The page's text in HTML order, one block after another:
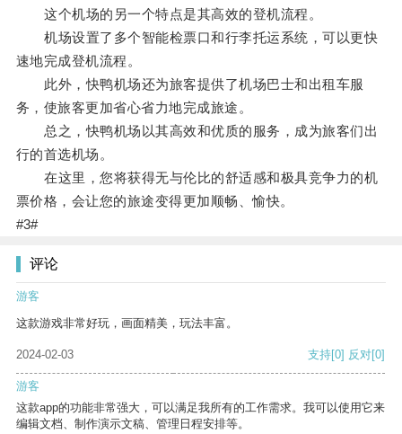
这个机场的另一个特点是其高效的登机流程。
机场设置了多个智能检票口和行李托运系统，可以更快
速地完成登机流程。
此外，快鸭机场还为旅客提供了机场巴士和出租车服
务，使旅客更加省心省力地完成旅途。
总之，快鸭机场以其高效和优质的服务，成为旅客们出
行的首选机场。
在这里，您将获得无与伦比的舒适感和极具竞争力的机
票价格，会让您的旅途变得更加顺畅、愉快。
#3#
评论
游客
这款游戏非常好玩，画面精美，玩法丰富。
2024-02-03 支持[0] 反对[0]
游客
这款app的功能非常强大，可以满足我所有的工作需求。我可以使用它来
编辑文档、制作演示文稿、管理日程安排等。